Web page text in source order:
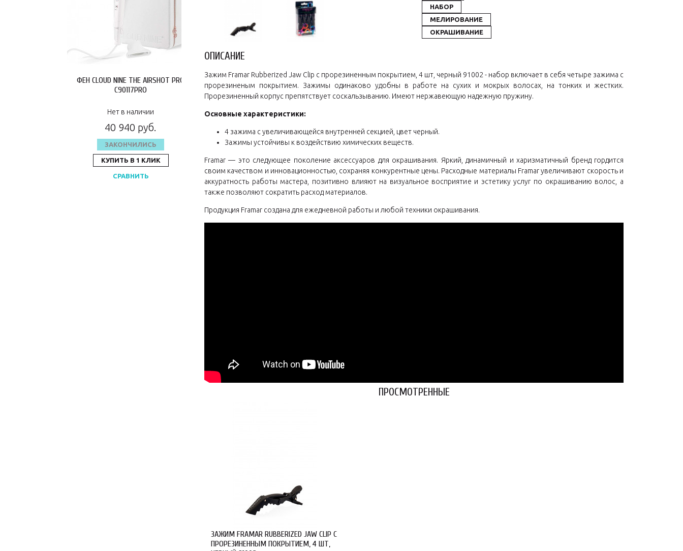
ФЕН CLOUD NINE THE AIRSHOT PRO
C90117PRO
Нет в наличии
40 940 руб.
ЗАКОНЧИЛИСЬ
КУПИТЬ В 1 КЛИК
СРАВНИТЬ
НАБОР
МЕЛИРОВАНИЕ
ОКРАШИВАНИЕ
ОПИСАНИЕ
Зажим Framar Rubberized Jaw Clip с прорезиненным покрытием, 4 шт, черный 91002 - набор включает в себя четыре зажима с
прорезиненым покрытием. Зажимы одинаково удобны в работе на сухих и мокрых волосах, на тонких и жестких.
Прорезиненный корпус препятствует соскальзыванию. Имеют нержавеющую надежную пружину.
Основные характеристики:
4 зажима с увеличивающейся внутренней секцией, цвет черный.
Зажимы устойчивы к воздействию химических веществ.
Framar — это следующее поколение аксессуаров для окрашивания. Яркий, динамичный и харизматичный бренд гордится
своим качеством и инновационностью, сохраняя конкурентные цены. Расходные материалы Framar увеличивают скорость и
аккуратность работы мастера, позитивно влияют на визуальное восприятие и эстетику услуг по окрашиванию волос, а
также позволяют сократить расход материалов.
Продукция Framar создана для ежедневной работы и любой техники окрашивания.
ПРОСМОТРЕННЫЕ
ЗАЖИМ FRAMAR RUBBERIZED JAW CLIP С
ПРОРЕЗИНЕННЫМ ПОКРЫТИЕМ, 4 ШТ,